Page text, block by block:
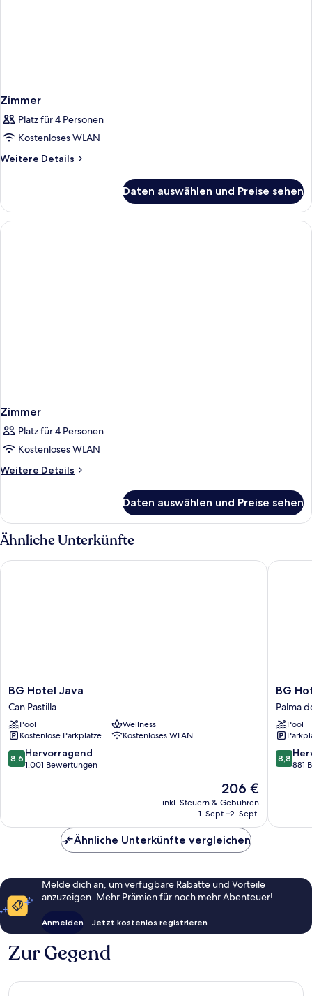
Zimmer
Platz für 4 Personen
Kostenloses WLAN
Weitere Details
Weitere
Daten auswählen und Preise sehen
Zimmer
Platz für 4 Personen
Kostenloses WLAN
Weitere Details
Weitere
Daten auswählen und Preise sehen
Ähnliche Unterkünfte
BG
Hotel
Java
Can
Pastilla
BG Hotel Java
Can Pastilla
Pool
Wellness
Kostenlose Parkplätze
Kostenloses WLAN
8.6
von
8,6 Hervorragend
1.001 Bewertungen
Der
Preis
beträgt
206 €
inkl. Steuern & Gebühren
1. Sept.–2. Sept.
BG Hotel Java
BG
Hotel
Palma
de
Mallorca
BG
Palma
Pool
8.8
von
8,8
881
BG
Ähnliche Unterkünfte vergleichen
Melde dich an, um verfügbare Rabatte und Vorteile
anzuzeigen. Mehr Prämien für noch mehr Abenteuer!
Anmelden Jetzt kostenlos registrieren
Zur Gegend